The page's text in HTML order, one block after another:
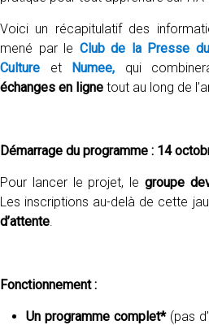
Voici un récapitulatif des
mené par le Club de la Presse
Culture et Numee, qui
échanges en ligne tout au long de
Démarrage du programme : 14
Pour lancer le projet, le groupe
Les inscriptions au-delà de cette
d’attente.
Fonctionnement :
Un programme complet* (pas